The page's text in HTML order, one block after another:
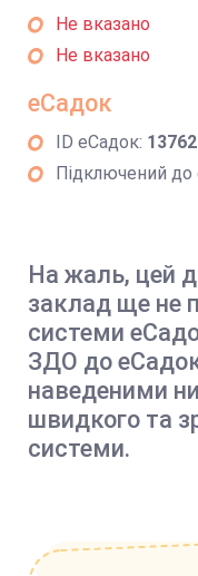
Не вказано
Не вказано
еСадок
ID еСадок: 13762
Підключений до
На жаль, цей
заклад ще не
системи
ЗДО до
наведеними
швидкого та
системи.